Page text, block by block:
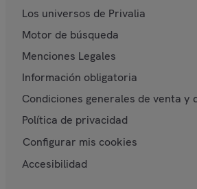
Los universos de Privalia
Motor de búsqueda
Menciones Legales
Información obligatoria
Condiciones generales de venta y
Política de privacidad
Configurar mis cookies
Accesibilidad